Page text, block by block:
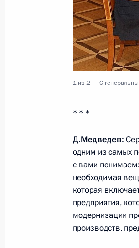
1 из 2 С
* * *
Д.Медведев:
одним из самых
с вами
необходимая
которая
предприятия,
модернизации
производств,